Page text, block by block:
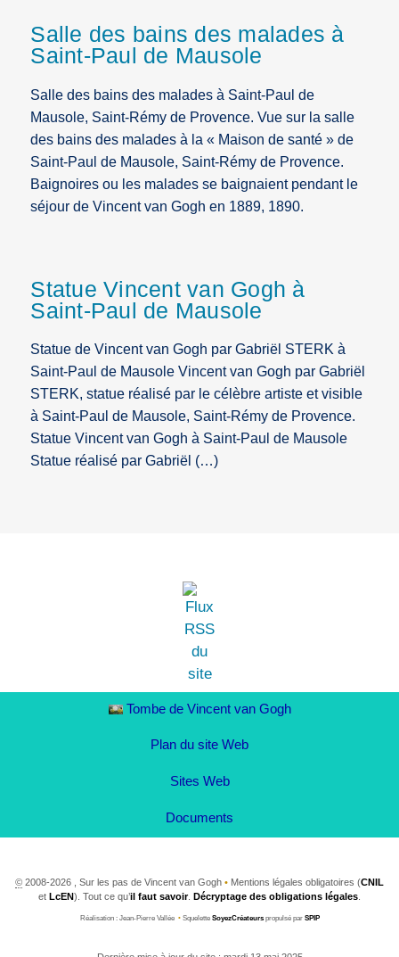
Salle des bains des malades à
Saint-Paul de Mausole
Salle des bains des malades à Saint-Paul de
Mausole, Saint-Rémy de Provence. Vue sur la salle
des bains des malades à la « Maison de santé » de
Saint-Paul de Mausole, Saint-Rémy de Provence.
Baignoires ou les malades se baignaient pendant le
séjour de Vincent van Gogh en 1889, 1890.
Statue Vincent van Gogh à
Saint-Paul de Mausole
Statue de Vincent van Gogh par Gabriël STERK à
Saint-Paul de Mausole Vincent van Gogh par Gabriël
STERK, statue réalisé par le célèbre artiste et visible
à Saint-Paul de Mausole, Saint-Rémy de Provence.
Statue Vincent van Gogh à Saint-Paul de Mausole
Statue réalisé par Gabriël (…)
Tombe de Vincent van Gogh
Plan du site Web
Sites Web
Documents
© 2008-2026 , Sur les pas de Vincent van Gogh • Mentions légales obligatoires (CNIL
et LcEN). Tout ce qu’il faut savoir. Décryptage des obligations légales
Réalisation : Jean-Pierre Vallée •Squelette SoyezCréateurspropulsé par SPIP